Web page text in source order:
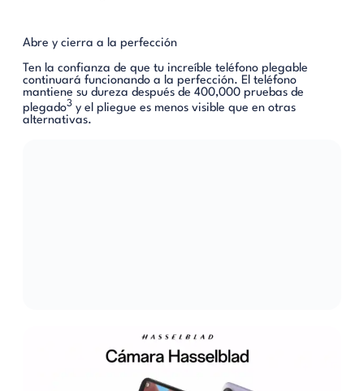
Abre y cierra a la perfección
Ten la confianza de que tu increíble teléfono plegable
continuará funcionando a la perfección. El teléfono
mantiene su dureza después de 400,000 pruebas de
plegado3 y el pliegue es menos visible que en otras
alternativas.